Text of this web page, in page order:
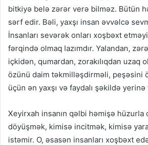
bitkiyə belə zərər verə bilməz. Bütün
sərf edir. Bəli, yaxşı insan əvvəlcə
İnsanları sevərək onları xoşbəxt
fərqində olmaq lazımdır. Yalandan,
içkidən, qumardan, zorakılıqdan uzaq
özünü daim təkmilləşdirməli, peşəsini
üçün ən yaxşı və faydalı şəkildə
Xeyirxah insanın qəlbi həmişə hüzurla
döyüşmək, kimisə incitmək, kimisə
istəmir. O, əsasən insanları xoşbəxt